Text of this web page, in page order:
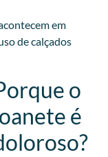
em
de calçados
o
é